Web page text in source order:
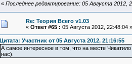
« Последнее редактирование: 05 Августа 2012,
Re: Теория Всего v1.03
« Ответ #65 : 05 Августа 2012, 22:48:04 »
Цитата: Участник от 05 Августа 2012, 21:16:55
А самое интересное в том, что на месте
нас).